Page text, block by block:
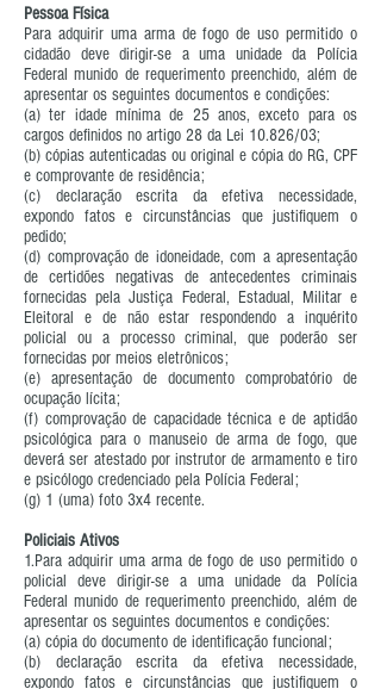
Pessoa Física
Para adquirir uma arma de fogo de uso permitido o
cidadão deve dirigir-se a uma unidade da Polícia
Federal munido de requerimento preenchido, além de
apresentar os seguintes documentos e condições:
(a) ter idade mínima de 25 anos, exceto para os
cargos definidos no artigo 28 da Lei 10.826/03;
(b) cópias autenticadas ou original e cópia do RG, CPF
e comprovante de residência;
(c) declaração escrita da efetiva necessidade,
expondo fatos e circunstâncias que justifiquem o
pedido;
(d) comprovação de idoneidade, com a apresentação
de certidões negativas de antecedentes criminais
fornecidas pela Justiça Federal, Estadual, Militar e
Eleitoral e de não estar respondendo a inquérito
policial ou a processo criminal, que poderão ser
fornecidas por meios eletrônicos;
(e) apresentação de documento comprobatório de
ocupação lícita;
(f) comprovação de capacidade técnica e de aptidão
psicológica para o manuseio de arma de fogo, que
deverá ser atestado por instrutor de armamento e tiro
e psicólogo credenciado pela Polícia Federal;
(g) 1 (uma) foto 3x4 recente.
Policiais Ativos
1.Para adquirir uma arma de fogo de uso permitido o
policial deve dirigir-se a uma unidade da Polícia
Federal munido de requerimento preenchido, além de
apresentar os seguintes documentos e condições:
(a) cópia do documento de identificação funcional;
(b) declaração escrita da efetiva necessidade,
expondo fatos e circunstâncias que justifiquem o